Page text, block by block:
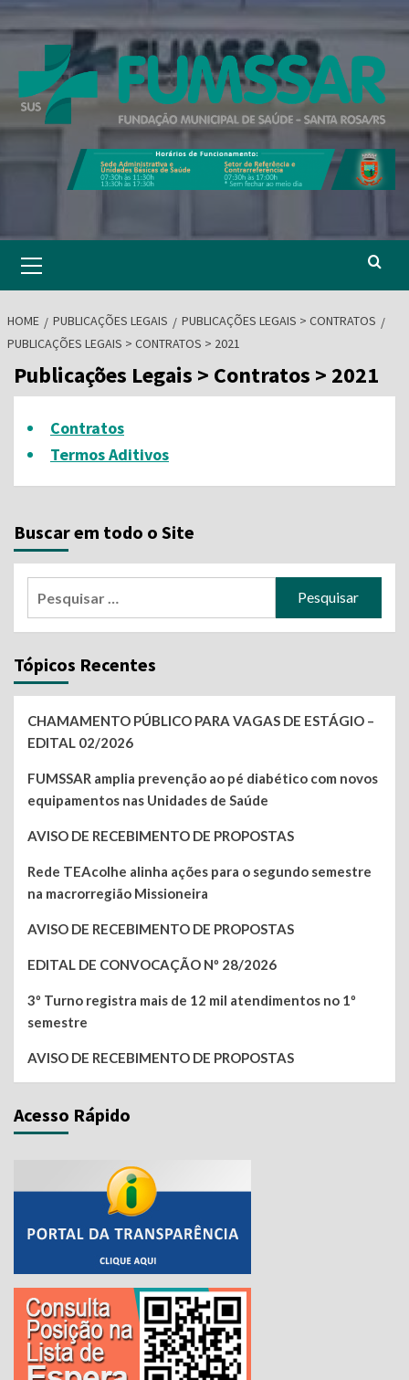
to
Menu
HOME PUBLICAÇÕES LEGAIS
PUBLICAÇÕES LEGAIS > CONTRATOS
PUBLICAÇÕES LEGAIS > CONTRATOS > 2021
Publicações Legais > Contratos > 2021
Contratos
Termos Aditivos
Buscar em todo o Site
Tópicos Recentes
CHAMAMENTO PÚBLICO PARA VAGAS DE ESTÁGIO –
EDITAL 02/2026
FUMSSAR amplia prevenção ao pé diabético com novos
equipamentos nas Unidades de Saúde
AVISO DE RECEBIMENTO DE PROPOSTAS
Rede TEAcolhe alinha ações para o segundo semestre
na macrorregião Missioneira
AVISO DE RECEBIMENTO DE PROPOSTAS
EDITAL DE CONVOCAÇÃO Nº 28/2026
3º Turno registra mais de 12 mil atendimentos no 1º
semestre
AVISO DE RECEBIMENTO DE PROPOSTAS
Acesso Rápido